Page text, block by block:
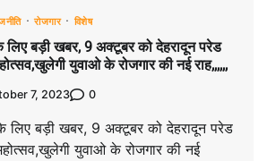
रोजगार विशेष
बड़ी खबर, 9 अक्टूबर को देहरादून परेड
युवाओ के रोजगार की नई राह,,,,,,
7, 2023 0
लिए बड़ी खबर, 9 अक्टूबर को देहरादून परेड
युवाओ के रोजगार की नई